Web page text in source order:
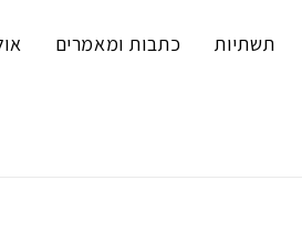
תשתיות כתבות ומאמרים